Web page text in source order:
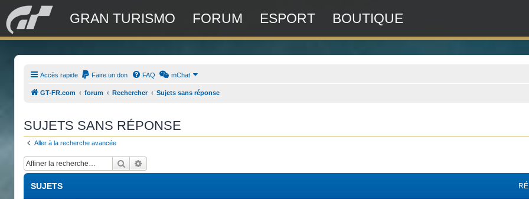
GRAN TURISMO FORUM ESPORT BOUTIQUE
Accès rapide Faire un don FAQ mChat
GT-FR.com forum Rechercher Sujets sans réponse
SUJETS SANS RÉPONSE
Aller à la recherche avancée
Rechercher
SUJETS